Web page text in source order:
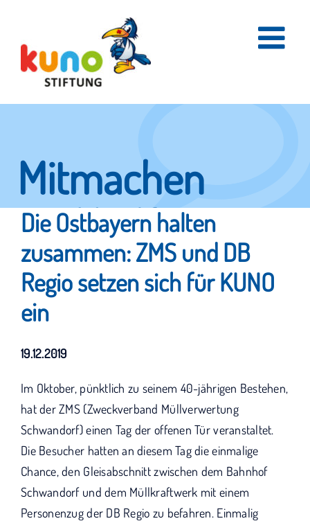
content
Mitmachen
und helfen.
Hier erfahren Sie, wie fleißige Helfer
KUNO bisher unterstützt haben.
Die Ostbayern halten
zusammen: ZMS und DB
Regio setzen sich für KUNO
ein
19.12.2019
Im Oktober, pünktlich zu seinem 40-jährigen Bestehen,
hat der ZMS (Zweckverband Müllverwertung
Schwandorf) einen Tag der offenen Tür veranstaltet.
Die Besucher hatten an diesem Tag die einmalige
Chance, den Gleisabschnitt zwischen dem Bahnhof
Schwandorf und dem Müllkraftwerk mit einem
Personenzug der DB Regio zu befahren. Einmalig